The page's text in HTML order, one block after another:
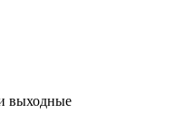
выходные